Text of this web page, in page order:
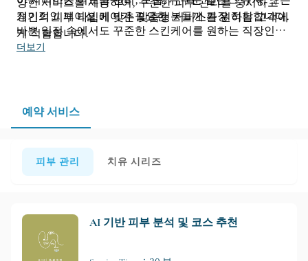
양한 서비스를 제공하여, 꾸준한 피부 관리를 중시하고
개인의 피부 타입에 맞춘 맞춤형 서비스를 원하는 고객에
게 적합합니다.
정기적인 페이셜 케어가 필요한 분들께 가장 적합합니다.
바쁜 일정 속에서도 꾸준한 스킨케어를 원하는 직장인들
에게도 안성맞춤입니다. 본 매장은 예약제로 운영됩니다.
하는 것이 좋습니다.
더보기
예약 서비스
피부 관리 치유 시리즈
AI 기반 피부 분석 및 코스 추천